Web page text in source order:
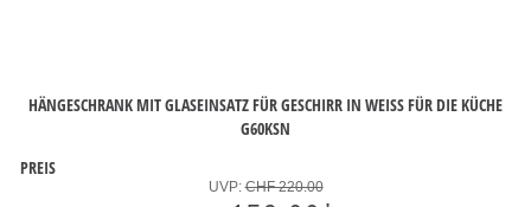
HÄNGESCHRANK MIT GLASEINSATZ FÜR GESCHIRR IN WEISS FÜR DIE KÜCHE
G60KSN
PREIS
UVP:CHF 220.00